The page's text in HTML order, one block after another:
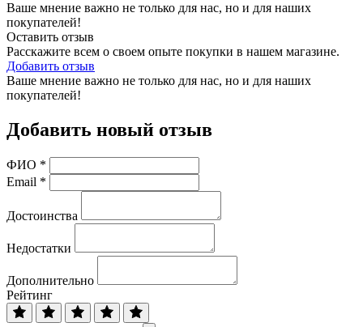
Ваше мнение важно не только для нас, но и для наших
покупателей!
Оставить отзыв
Расскажите всем о своем опыте покупки в нашем магазине.
Добавить отзыв
Ваше мнение важно не только для нас, но и для наших
покупателей!
Добавить новый отзыв
ФИО *
Email *
Достоинства
Недостатки
Дополнительно
Рейтинг